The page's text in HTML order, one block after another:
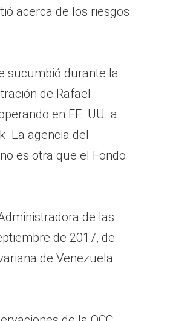
acerca de los riesgos
sucumbió durante la
de Rafael
en EE. UU. a
La agencia del
es otra que el Fondo
de las
de 2017, de
de Venezuela